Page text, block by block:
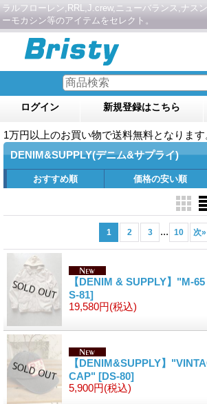
ラルフローレン,RRL,J.crew,ニューバランス,ナス
ーモカシン等のアイテムをセレクト。
ログイン 新規登録はこちら
1万円以上のお買い物で送料無料となります
DENIM&SUPPLY(デニム&サプライ)
おすすめ順 価格の安い順
1 2 3 ... 10 次»
【DENIM & SUPPLY】"M-
S-81]
19,580円(税込)
【DENIM&SUPPLY】
CAP" [DS-80]
5,900円(税込)